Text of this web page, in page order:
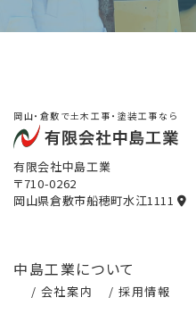
岡山・倉敷で土木工事・塗装工事なら
有限会社中島工業
〒710-0262
岡山県倉敷市船穂町水江1111
中島工業について
会社案内 採用情報